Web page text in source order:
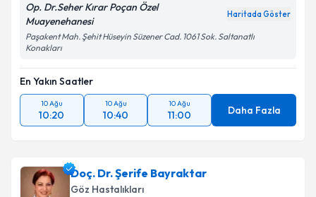
Takvim Talebini Gönder
Op. Dr.Seher Kırar Poçan Özel
Muayenehanesi
Haritada Göster
Paşakent Mah. Şehit Hüseyin Süzener Cad. 1061 Sok. Saltanatlı
Konakları
En Yakın Saatler
10 Ağu
10:20
10 Ağu
10:40
10 Ağu
11:00 Daha Fazla
Doç. Dr. Şerife Bayraktar
Göz Hastalıkları